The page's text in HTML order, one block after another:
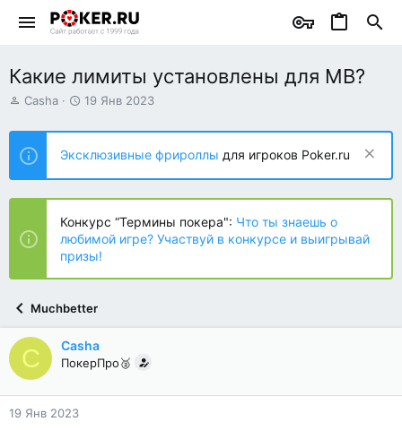
Какие лимиты установлены для MB?
А
т
о
р
т
е
ы
Casha
Д
т
н
а
ч
л
а
19 Янв 2023
Эксклюзивные фрироллы для игроков Poker.ru
Конкурс “Термины покера": Что ты знаешь о
любимой игре? Участвуй в конкурсе и выигрывай
призы!
Muchbetter
C Casha
ПокерПро🥈
19 Янв 2023